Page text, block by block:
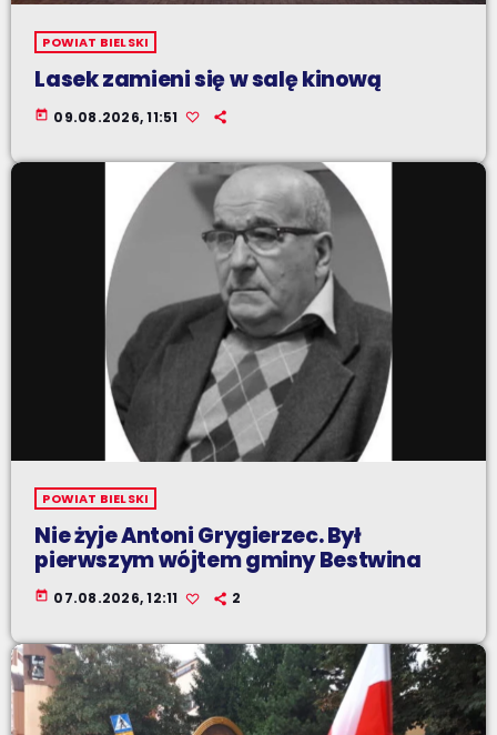
POWIAT BIELSKI
Lasek zamieni się w salę kinową
today 09.08.2026, 11:51
POWIAT BIELSKI
Nie żyje Antoni Grygierzec. Był
pierwszym wójtem gminy Bestwina
today 07.08.2026, 12:11 2